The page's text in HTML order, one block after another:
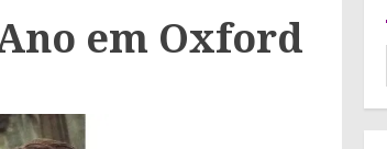
em Oxford